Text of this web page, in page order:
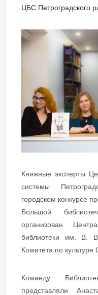
ЦБС Петроградского
Книжные эксперты
системы
городском конкурсе
Большой
организован
библиотеки им. В.
Комитета по культуре
Команду
представляли